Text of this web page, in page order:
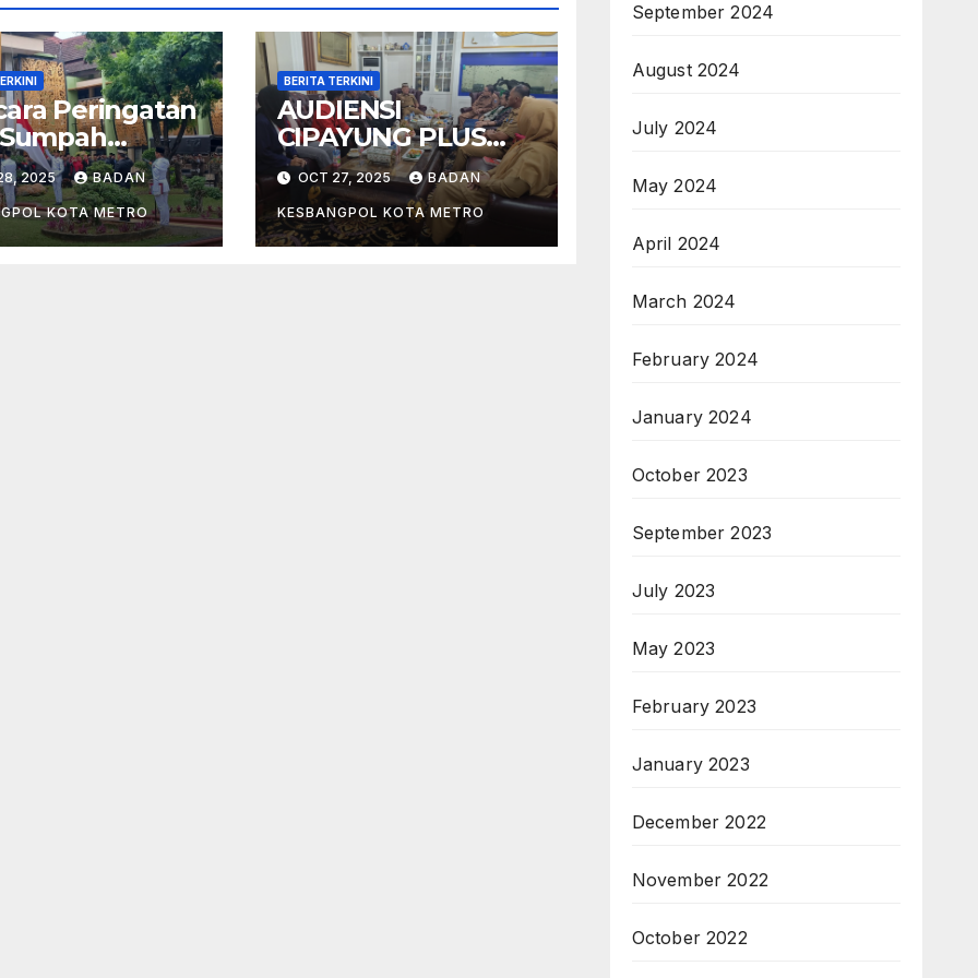
Peringatan
ke-97
2025 di Kota
2025 BADAN
KOTA METRO
BERITA TERKINI
AUDIENSI
CIPAYUNG PLUS
GABUNGAN OKP
MAHASISWA KOTA
METRO BERSAMA
WALIKOTA METRO
OCT 27, 2025 BADAN
KESBANGPOL KOTA METRO
September 2024
August 2024
July 2024
May 2024
April 2024
March 2024
February 2024
January 2024
October 2023
September 2023
July 2023
May 2023
February 2023
January 2023
December 2022
November 2022
October 2022